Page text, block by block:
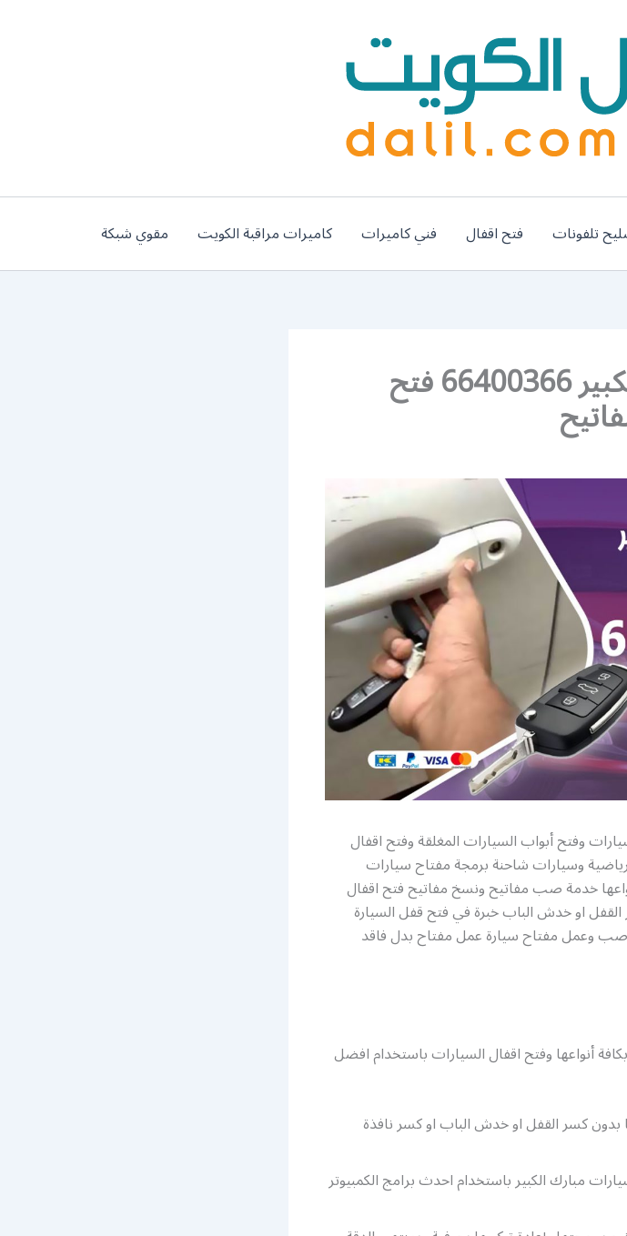
تلفونات فتح اقفال فني كاميرات كاميرات مراقبة الكويت مقوي شبكة
فتح باب سيارة مبارك الكبير 66400366 فتح
وفتح أبواب السيارات المغلقة وفتح اقفال
وسيارات شاحنة برمجة مفتاح سيارات
خدمة صب مفاتيح ونسخ مفاتيح فتح اقفال
او خدش الباب خبرة في فتح قفل السيارة
وعمل مفتاح سيارة عمل مفتاح بدل فاقد
أنواعها وفتح اقفال السيارات باستخدام افضل
بدون كسر القفل او خدش الباب او كسر نافذة
مبارك الكبير باستخدام احدث برامج الكمبيوتر